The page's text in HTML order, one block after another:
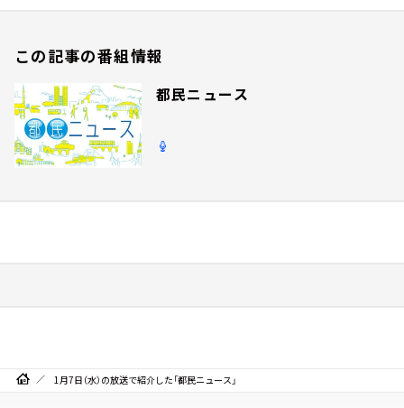
この記事の番組情報
都民ニュース
1月7日（水）の放送で紹介した「都民ニュース」